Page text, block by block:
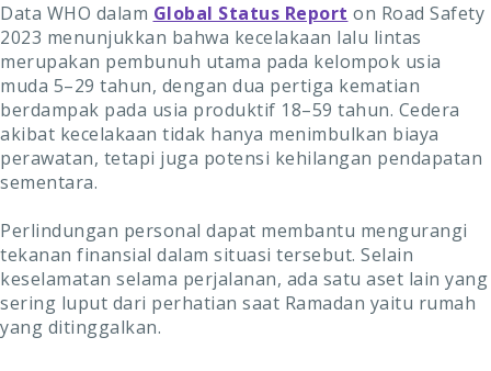
Data WHO dalam Global Status Report on Road Safety
2023 menunjukkan bahwa kecelakaan lalu lintas
merupakan pembunuh utama pada kelompok usia
muda 5–29 tahun, dengan dua pertiga kematian
berdampak pada usia produktif 18–59 tahun. Cedera
akibat kecelakaan tidak hanya menimbulkan biaya
perawatan, tetapi juga potensi kehilangan pendapatan
sementara.
Perlindungan personal dapat membantu mengurangi
tekanan finansial dalam situasi tersebut. Selain
keselamatan selama perjalanan, ada satu aset lain yang
sering luput dari perhatian saat Ramadan yaitu rumah
yang ditinggalkan.